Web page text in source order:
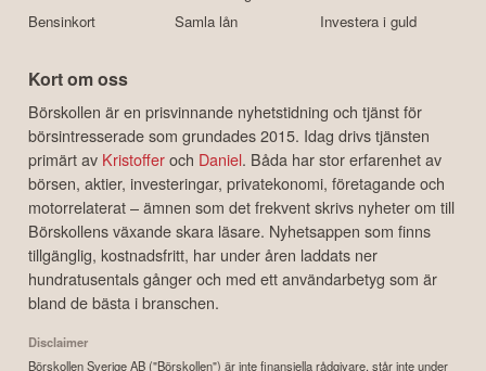
Bensinkort
Samla lån
Investera i guld
Kort om oss
Börskollen är en prisvinnande nyhetstidning och tjänst för
börsintresserade som grundades 2015. Idag drivs tjänsten
primärt av Kristofferoch Daniel. Båda har stor erfarenhet av
börsen, aktier, investeringar, privatekonomi, företagande och
motorrelaterat – ämnen som det frekvent skrivs nyheter om till
Börskollens växande skara läsare. Nyhetsappen som finns
tillgänglig, kostnadsfritt, har under åren laddats ner
hundratusentals gånger och med ett användarbetyg som är
bland de bästa i branschen.
Disclaimer
Börskollen Sverige AB ("Börskollen") är inte finansiella rådgivare, står inte under